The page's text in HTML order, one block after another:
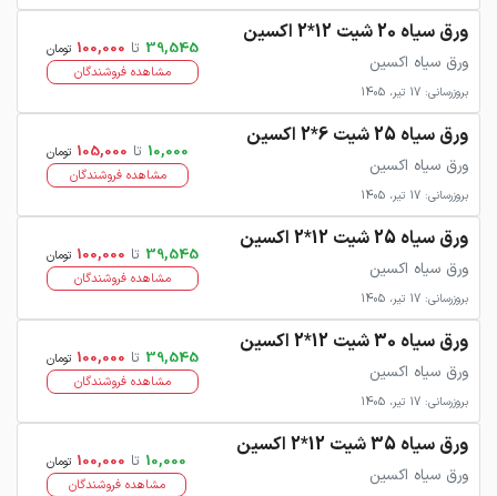
ورق سیاه 20 شیت 12*2 اکسین
ورق سیاه اکسین
بروزرسانی: 17 تیر، 1405
39,545 تا 100,000 تومان
مشاهده فروشندگان
ورق سیاه 25 شیت 6*2 اکسین
ورق سیاه اکسین
بروزرسانی: 17 تیر، 1405
10,000 تا 105,000 تومان
مشاهده فروشندگان
ورق سیاه 25 شیت 12*2 اکسین
ورق سیاه اکسین
بروزرسانی: 17 تیر، 1405
39,545 تا 100,000 تومان
مشاهده فروشندگان
ورق سیاه 30 شیت 12*2 اکسین
ورق سیاه اکسین
بروزرسانی: 17 تیر، 1405
39,545 تا 100,000 تومان
مشاهده فروشندگان
ورق سیاه 35 شیت 12*2 اکسین
ورق سیاه اکسین
10,000 تا 100,000 تومان
مشاهده فروشندگان